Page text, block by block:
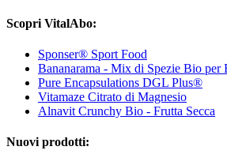
Scopri VitalAbo:
Sponser® Sport Food
Bananarama - Mix di Spezie Bio per
Pure Encapsulations DGL Plus®
Vitamaze Citrato di Magnesio
Alnavit Crunchy Bio - Frutta Secca
Nuovi prodotti: